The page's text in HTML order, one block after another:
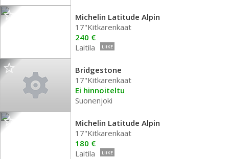
Michelin Latitude Alpin
17"Kitkarenkaat
240 €
Laitila
LIIKE
Bridgestone
17"Kitkarenkaat
Ei hinnoiteltu
Suonenjoki
Michelin Latitude Alpin
17"Kitkarenkaat
180 €
Laitila
LIIKE